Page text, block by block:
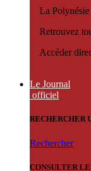
La Polynésie
Retrouvez
Accéder
Le Journal
officiel
RECHERCHER
Rechercher
CONSULTER